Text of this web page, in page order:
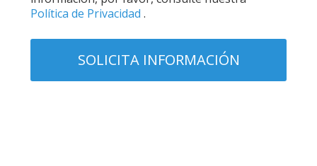
Política de Privacidad .